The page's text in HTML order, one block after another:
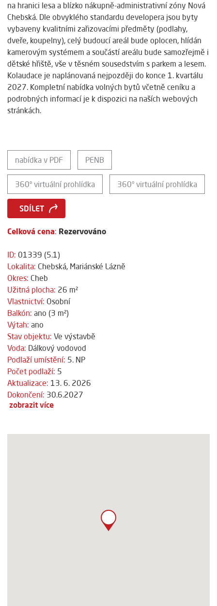
na hranici lesa a blízko nákupně-administrativní zóny Nová
Chebská. Dle obvyklého standardu developera jsou byty
vybaveny kvalitními zařizovacími předměty (podlahy,
dveře, koupelny), celý budoucí areál bude oplocen, hlídán
kamerovým systémem a součástí areálu bude samozřejmě i
dětské hřiště, vše v těsném sousedstvím s parkem a lesem.
Kolaudace je naplánovaná nejpozději do konce 1. kvartálu
2027. Kompletní nabídka volných bytů včetně ceníku a
podrobných informací je k dispozici na naších webových
stránkách.
nabídka v PDF PENB
360° virtuální prohlídka 360° virtuální prohlídka
SDÍLET
Celková cena: Rezervováno
ID: 01339 (5.1)
Lokalita: Chebská, Mariánské Lázně
Okres: Cheb
Užitná plocha: 26 m²
Vlastnictví: Osobní
Balkón: ano (3 m²)
Výtah: ano
Stav objektu: Ve výstavbě
Voda: Dálkový vodovod
Podlaží umístění: 5. NP
Počet podlaží: 5
Aktualizace: 13. 6. 2026
Dokončení: 30.6.2027
zobrazit více